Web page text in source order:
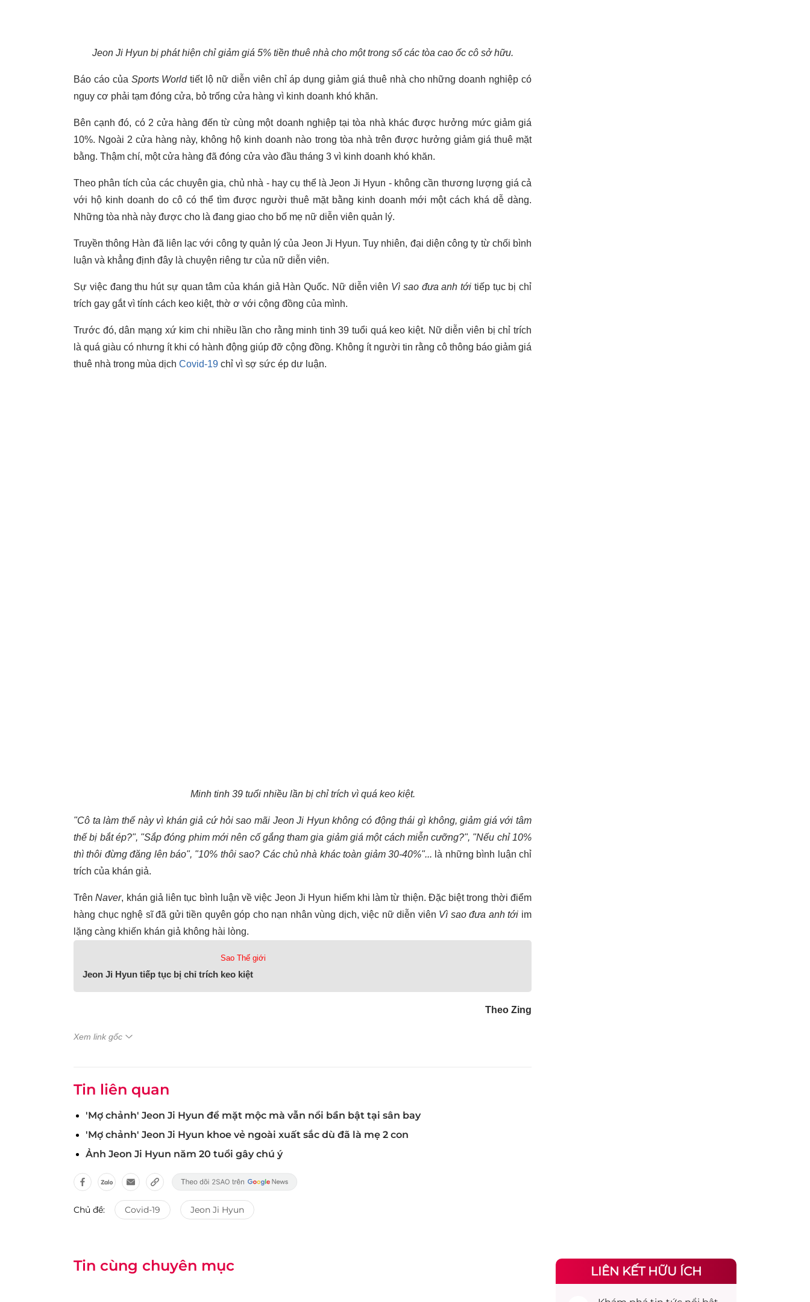
Jeon Ji Hyun bị phát hiện chỉ giảm giá 5% tiền thuê nhà cho một trong số các tòa cao ốc cô sở hữu.
Báo cáo của Sports Worldtiết lộ nữ diễn viên chỉ áp dụng giảm giá thuê nhà cho những doanh nghiệp có
nguy cơ phải tạm đóng cửa, bỏ trống cửa hàng vì kinh doanh khó khăn.
Bên cạnh đó, có 2 cửa hàng đến từ cùng một doanh nghiệp tại tòa nhà khác được hưởng mức giảm giá
10%. Ngoài 2 cửa hàng này, không hộ kinh doanh nào trong tòa nhà trên được hưởng giảm giá thuê mặt
bằng. Thậm chí, một cửa hàng đã đóng cửa vào đầu tháng 3 vì kinh doanh khó khăn.
Theo phân tích của các chuyên gia, chủ nhà - hay cụ thể là Jeon Ji Hyun - không cần thương lượng giá cả
với hộ kinh doanh do cô có thể tìm được người thuê mặt bằng kinh doanh mới một cách khá dễ dàng.
Những tòa nhà này được cho là đang giao cho bố mẹ nữ diễn viên quản lý.
Truyền thông Hàn đã liên lạc với công ty quản lý của Jeon Ji Hyun. Tuy nhiên, đại diện công ty từ chối bình
luận và khẳng định đây là chuyện riêng tư của nữ diễn viên.
Sự việc đang thu hút sự quan tâm của khán giả Hàn Quốc. Nữ diễn viên Vì sao đưa anh tới tiếp tục bị chỉ
trích gay gắt vì tính cách keo kiệt, thờ ơ với cộng đồng của mình.
Trước đó, dân mạng xứ kim chi nhiều lần cho rằng minh tinh 39 tuổi quá keo kiệt. Nữ diễn viên bị chỉ trích
là quá giàu có nhưng ít khi có hành động giúp đỡ cộng đồng. Không ít người tin rằng cô thông báo giảm giá
thuê nhà trong mùa dịch Covid-19 chỉ vì sợ sức ép dư luận.
Minh tinh 39 tuổi nhiều lần bị chỉ trích vì quá keo kiệt.
"Cô ta làm thế này vì khán giả cứ hỏi sao mãi Jeon Ji Hyun không có động thái gì không, giảm giá với tâm
thế bị bắt ép?", "Sắp đóng phim mới nên cố gắng tham gia giảm giá một cách miễn cưỡng?", "Nếu chỉ 10%
thì thôi đừng đăng lên báo", "10% thôi sao? Các chủ nhà khác toàn giảm 30-40%"... là những bình luận chỉ
trích của khán giả.
TrênNaver, khán giả liên tục bình luận về việc Jeon Ji Hyun hiếm khi làm từ thiện. Đặc biệt trong thời điểm
hàng chục nghệ sĩ đã gửi tiền quyên góp cho nạn nhân vùng dịch, việc nữ diễn viên Vì sao đưa anh tới im
lặng càng khiến khán giả không hài lòng.
Sao Thế giới
Jeon Ji Hyun tiếp tục bị chỉ trích keo kiệt
Theo Zing
Xem link gốc
Tin liên quan
'Mợ chảnh' Jeon Ji Hyun để mặt mộc mà vẫn nổi bần bật tại sân bay
'Mợ chảnh' Jeon Ji Hyun khoe vẻ ngoài xuất sắc dù đã là mẹ 2 con
Ảnh Jeon Ji Hyun năm 20 tuổi gây chú ý
Chủ đề: Covid-19 Jeon Ji Hyun
Tin cùng chuyên mục LIÊN KẾT HỮU ÍCH